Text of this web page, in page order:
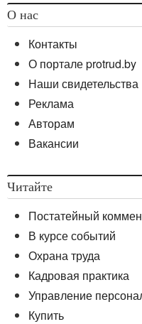
О нас
Контакты
О портале protrud.by
Наши свидетельства
Реклама
Авторам
Вакансии
Читайте
Постатейный
В курсе событий
Охрана труда
Кадровая практика
Управление
Купить